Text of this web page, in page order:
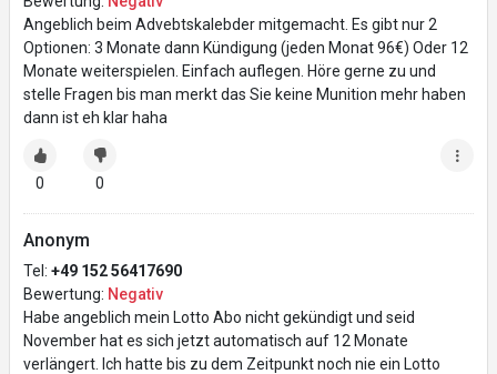
Angeblich beim Advebtskalebder mitgemacht. Es gibt nur 2
Optionen: 3 Monate dann Kündigung (jeden Monat 96€) Oder 12
Monate weiterspielen. Einfach auflegen. Höre gerne zu und
stelle Fragen bis man merkt das Sie keine Munition mehr haben
dann ist eh klar haha
0 0
Anonym
Tel: +49 152 56417690
Bewertung: Negativ
Habe angeblich mein Lotto Abo nicht gekündigt und seid
November hat es sich jetzt automatisch auf 12 Monate
verlängert. Ich hatte bis zu dem Zeitpunkt noch nie ein Lotto